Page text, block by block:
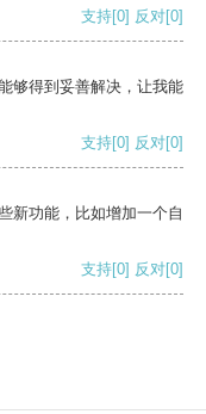
支持[0] 反对[0]
够得到妥善解决，让我能
支持[0] 反对[0]
新功能，比如增加一个自
支持[0] 反对[0]